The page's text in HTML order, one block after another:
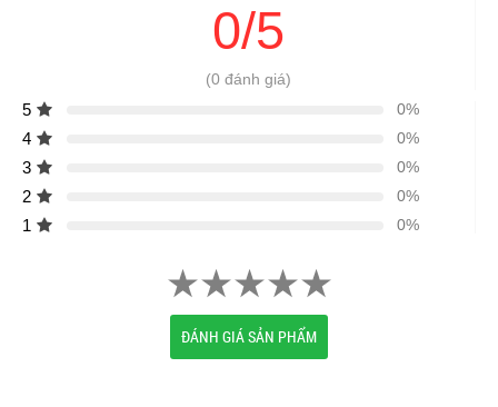
0/5
(0 đánh giá)
5 0%
4 0%
3 0%
2 0%
1 0%
ĐÁNH GIÁ SẢN PHẨM